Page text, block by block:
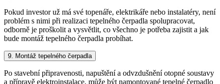
Pokud investor už má své topenáře, elektrikáře nebo instalatéry, není
problém s nimi při realizaci tepelného čerpadla spolupracovat,
odborně je proškolit a vysvětlit, co všechno je potřeba zajistit a jak
bude montáž tepelného čerpadla probíhat.
9. Montáž tepelného čerpadla
Po stavební připravenosti, napuštění a odvzdušnění otopné soustavy
a přípravě elektroinstalace, může být namontované tepelné čerpadlo